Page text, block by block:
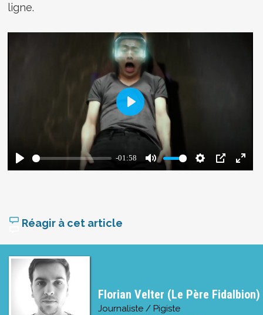
ligne.
Réagir à cet article
Florian Velter (Le Père Fidalbion)
Journaliste / Pigiste